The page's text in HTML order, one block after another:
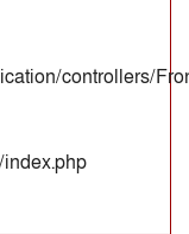
controllers/